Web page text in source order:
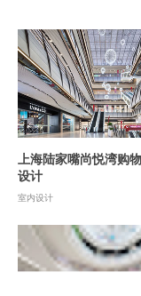
上海陆家嘴尚悦湾购
设计
室内设计